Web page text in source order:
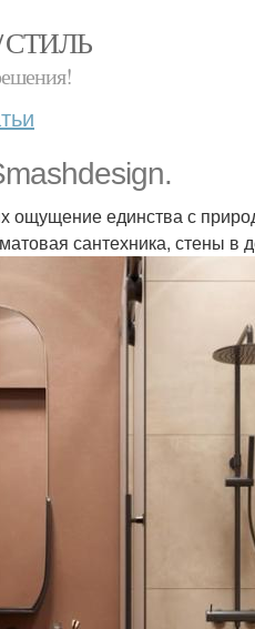
СТИЛЬ
ощущение единства с
сантехника, стены в